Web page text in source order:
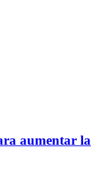
aumentar la